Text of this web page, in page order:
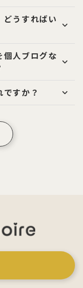
どうすればい
個人ブログな
すか？